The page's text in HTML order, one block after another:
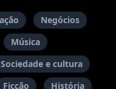
Negócios
Música
Sociedade e cultura
Ficção História